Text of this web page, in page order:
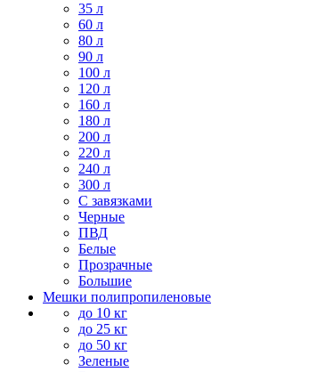
35 л
60 л
80 л
90 л
100 л
120 л
160 л
180 л
200 л
220 л
240 л
300 л
С завязками
Черные
ПВД
Белые
Прозрачные
Большие
Мешки полипропиленовые
до 10 кг
до 25 кг
до 50 кг
Зеленые